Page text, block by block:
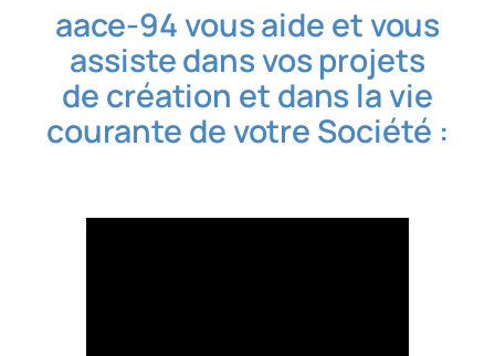
aace-94 vous aide et vous
assiste dans vos projets
de création et dans la vie
courante de votre Société :